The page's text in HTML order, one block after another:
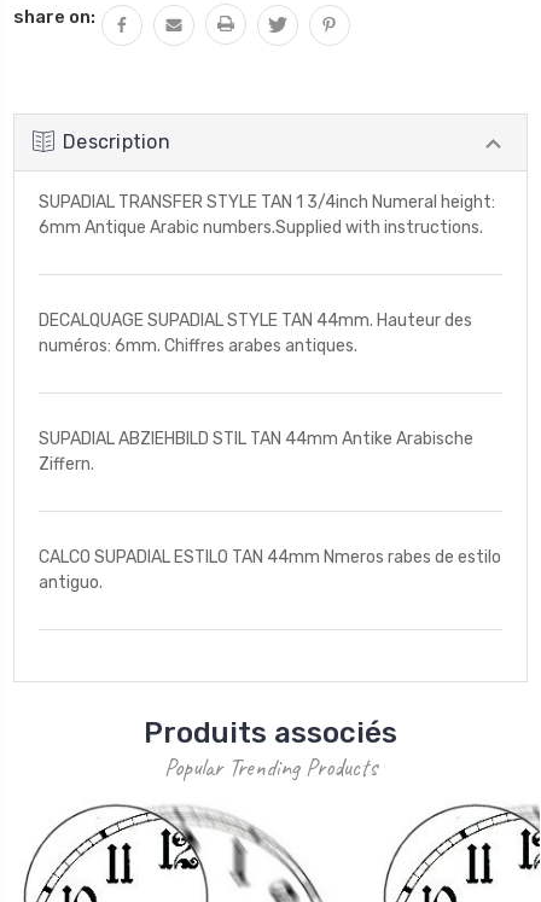
:QUANTITÉ
share on:
Description
SUPADIAL TRANSFER STYLE TAN 1 3/4inch Numeral height:
6mm Antique Arabic numbers.Supplied with instructions.
DECALQUAGE SUPADIAL STYLE TAN 44mm. Hauteur des
numéros: 6mm. Chiffres arabes antiques.
SUPADIAL ABZIEHBILD STIL TAN 44mm Antike Arabische
Ziffern.
CALCO SUPADIAL ESTILO TAN 44mm Nmeros rabes de estilo
antiguo.
Produits associés
Popular Trending Products